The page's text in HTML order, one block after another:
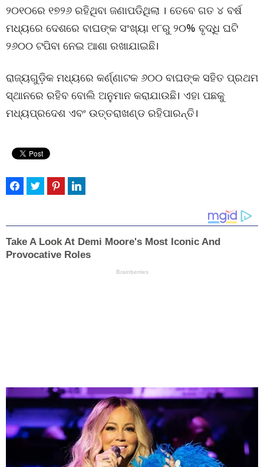
୨୦୧୦ରେ ୧୭୨୬ ରହିଥିବା ଜଣାପଡିଥିଲା । ତେବେ ଗତ ୪ ବର୍ଷ
ମଧ୍ୟରେ ଦେଶରେ ବାଘଙ୍କ ସଂଖ୍ୟା ୧୮ରୁ ୨୦% ବୃଦ୍ଧି ଘଟି
୨୬୦୦ ଟପିବା ନେଇ ଆଶା ରଖାଯାଇଛି।
ରାଜ୍ୟଗୁଡ଼ିକ ମଧ୍ୟରେ କର୍ଣ୍ଣାଟକ ୬୦୦ ବାଘଙ୍କ ସହିତ ପ୍ରଥମ
ସ୍ଥାନରେ ରହିବ ବୋଲି ଅନୁମାନ କରାଯାଉଛି। ଏହା ପଛକୁ
ମଧ୍ୟପ୍ରଦେଶ ଏବଂ ଉତ୍ତରାଖଣ୍ଡ ରହିପାରନ୍ତି।